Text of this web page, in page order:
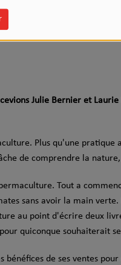
Julie Bernier et
Plus qu'une pratique
de comprendre la nature,
Tout a
sans avoir la main
au point d'écrire deux
quiconque souhaiterait
de ses ventes